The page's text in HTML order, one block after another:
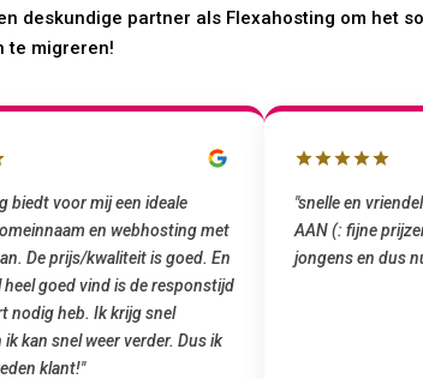
deskundige partner als Flexahosting om het
te migreren!
biedt voor mij een ideale
en webhosting met
De prijs/kwaliteit is goed. En
heel goed vind is de responstijd
nodig heb. Ik krijg snel
kan snel weer verder. Dus ik
klant!"
"snelle en
AAN (: fijne
jongens en dus